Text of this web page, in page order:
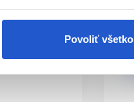
Povoliť všetko